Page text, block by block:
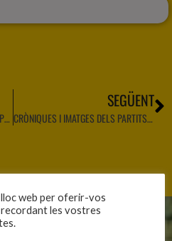
C.B. BLANES – SANT JOSEP OBRER PER LA PERMANÈNCIA A PRIMERA CATALANA MASCULINA
SEGÜENT
CRÒNIQUES I IMATGES DELS PARTITS DELS EQUIPS FEDERATS DEL 30 D’ABRIL I 1 DE MAIG DE 2022
web per oferir-vos
recordant les vostres